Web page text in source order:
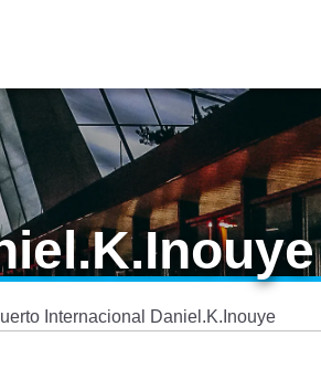
Internacional Daniel.K.Inouye